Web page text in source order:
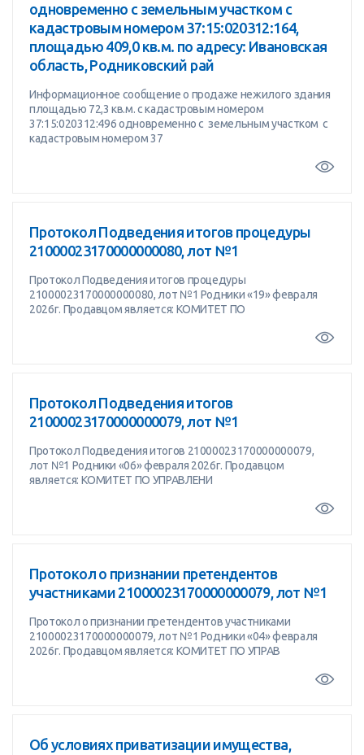
одновременно с земельным участком с
кадастровым номером 37:15:020312:164,
площадью 409,0 кв.м. по адресу: Ивановская
область, Родниковский рай
Информационное сообщение о продаже нежилого здания
площадью 72,3 кв.м. с кадастровым номером
37:15:020312:496 одновременно с земельным участком с
кадастровым номером 37
Протокол Подведения итогов процедуры
21000023170000000080, лот №1
Протокол Подведения итогов процедуры
21000023170000000080, лот №1 Родники «19» февраля
2026г. Продавцом является: КОМИТЕТ ПО
Протокол Подведения итогов
21000023170000000079, лот №1
Протокол Подведения итогов 21000023170000000079,
лот №1 Родники «06» февраля 2026г. Продавцом
является: КОМИТЕТ ПО УПРАВЛЕНИ
Протокол о признании претендентов
участниками 21000023170000000079, лот №1
Протокол о признании претендентов участниками
21000023170000000079, лот №1 Родники «04» февраля
2026г. Продавцом является: КОМИТЕТ ПО УПРАВ
Об условиях приватизации имущества,